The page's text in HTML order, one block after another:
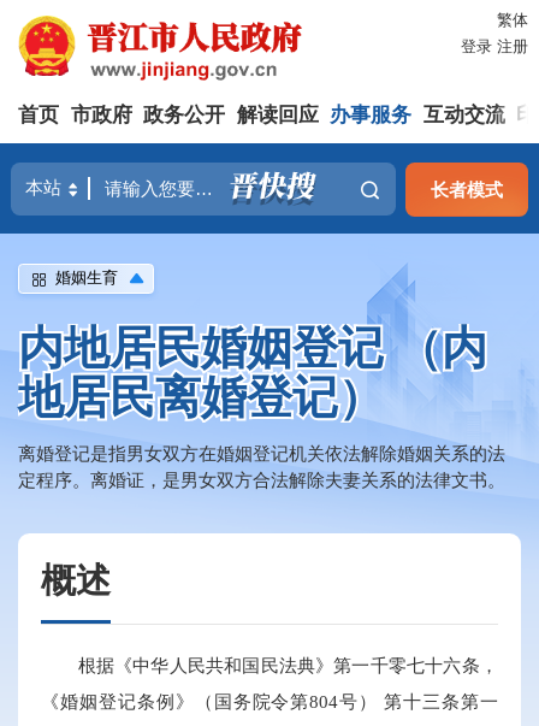
繁体
登录 注册
首页 市政府 政务公开 解读回应 办事服务 互动交流
长者模式
婚姻生育
内地居民婚姻登记 （内
地居民离婚登记）
离婚登记是指男女双方在婚姻登记机关依法解除婚姻关系的法
定程序。离婚证，是男女双方合法解除夫妻关系的法律文书。
概述
根据《中华人民共和国民法典》第一千零七十六条，
《婚姻登记条例》（国务院令第804号） 第十三条第一